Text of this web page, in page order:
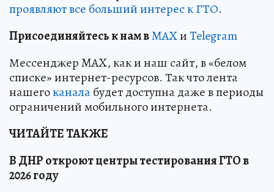
проявляют все больший интерес к ГТО.
Присоединяйтесь к нам вMAXиTelegram
Мессенджер MAX, как и наш сайт, в «белом
списке» интернет-ресурсов. Так что лента
нашегоканалабудет доступна даже в периоды
ограничений мобильного интернета.
ЧИТАЙТЕ ТАКЖЕ
В ДНР откроют центры тестирования ГТО в
2026 году